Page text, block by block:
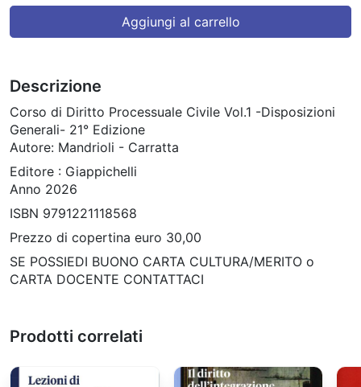
Aggiungi al carrello
Descrizione
Corso di Diritto Processuale Civile Vol.1 -Disposizioni
Generali- 21° Edizione
Autore: Mandrioli - Carratta
Editore : Giappichelli
Anno 2026
ISBN 9791221118568
Prezzo di copertina euro 30,00
SE POSSIEDI BUONO CARTA CULTURA/MERITO o
CARTA DOCENTE CONTATTACI
Prodotti correlati